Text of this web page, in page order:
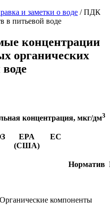
и заметки о воде /ПДК
в питьевой воде
концентрации
органических
концентрация, мкг/дм3
EPA
(США)
ЕС
Норматив
компоненты